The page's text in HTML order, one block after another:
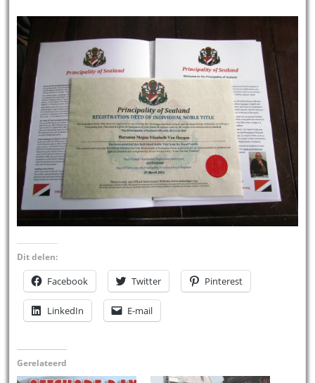
Dit delen:
Facebook Twitter Pinterest
LinkedIn E-mail
Gerelateerd